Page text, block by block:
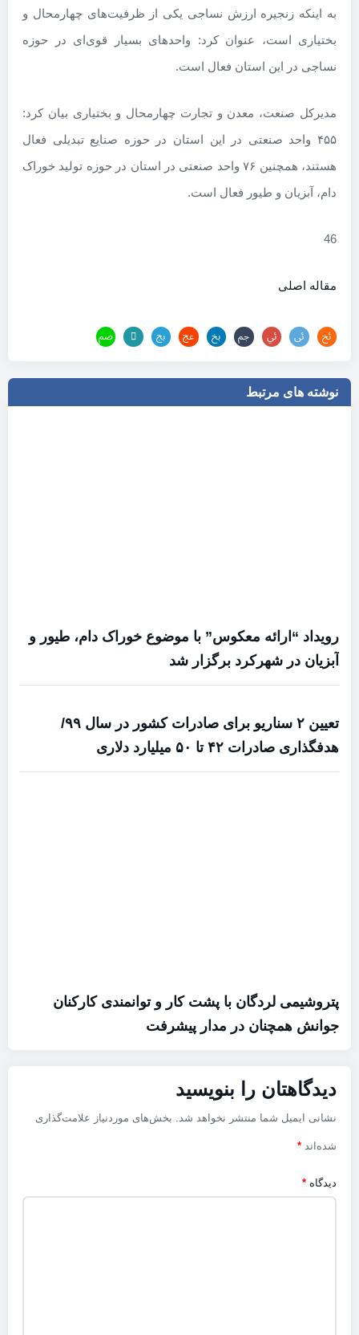
به اینکه زنجیره ارزش نساجی یکی از ظرفیت‌های چهارمحال و
بختیاری است، عنوان کرد: واحدهای بسیار قوی‌ای در حوزه
نساجی در این استان فعال است.
مدیرکل صنعت، معدن و تجارت چهارمحال و بختیاری بیان کرد:
۴۵۵ واحد صنعتی در این استان در حوزه صنایع‌ تبدیلی فعال
هستند، همچنین ۷۶ واحد صنعتی در استان در حوزه تولید خوراک
دام، آبزیان و طیور فعال است.
46
مقاله اصلی
نوشته های مرتبط
رویداد “ارائه‌ معکوس” با موضوع خوراک دام، طیور و
آبزیان در شهرکرد برگزار شد
تعیین ۲ سناریو برای صادرات کشور در سال ۹۹/
هدفگذاری صادرات ۴۲ تا ۵۰ میلیارد دلاری
پتروشیمی لردگان با پشت کار و توانمندی کارکنان
جوانش همچنان در مدار پیشرفت
دیدگاهتان را بنویسید
نشانی ایمیل شما منتشر نخواهد شد. بخش‌های موردنیاز علامت‌گذاری
شده‌اند *
دیدگاه *